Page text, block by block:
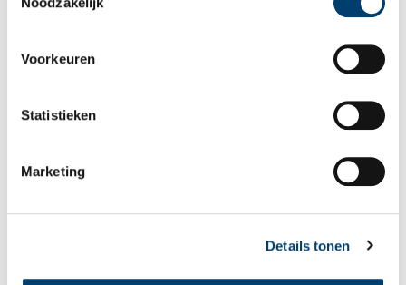
Voorkeuren
Statistieken
Marketing
Details tonen
Wilt u op de hoogte blijven van de mooiste verhalen en het
laatste erfgoednieuws? Schrijf u dan nu in voor onze